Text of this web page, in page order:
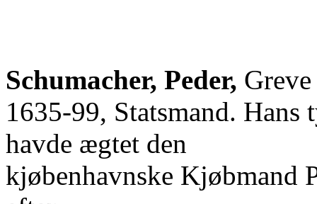
Schumacher, Peder,
1635-99, Statsmand. Hans
havde ægtet den
kjøbenhavnske Kjøbmand